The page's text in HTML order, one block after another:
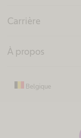
Carrière
À propos
Belgique